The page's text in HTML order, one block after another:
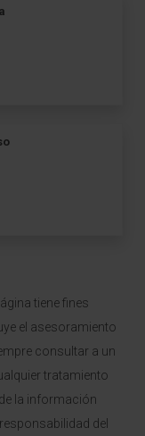
tiene fines
el asesoramiento
consultar a un
tratamiento
la información
del